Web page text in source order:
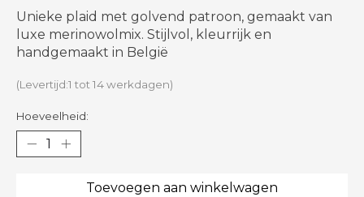
Unieke plaid met golvend patroon, gemaakt van
luxe merinowolmix. Stijlvol, kleurrijk en
handgemaakt in België
(Levertijd:1 tot 14 werkdagen)
Hoeveelheid:
Toevoegen aan winkelwagen